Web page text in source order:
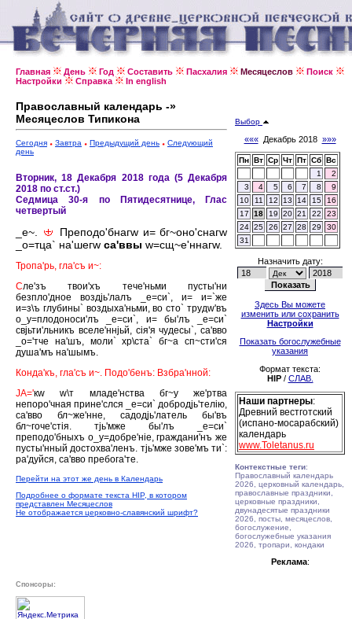
Главная День Год Составить Пасхалия Месяцеслов
Поиск
Настройки
Справка In english
Православный календарь -»
Месяцеслов Типикона
Сегодня Завтра Предыдущий день
Следующий
день
Вторник, 18 Декабря 2018 года (5 Декабря
2018 по ст.ст.)
Седмица 30-я по Пятидесятнице, Глас
четвертый
_е~.
Преподо'бнагw и= бг~оно'снагw
_о=тца` на'шегw са'ввы w=сщ~е'ннагw.
Тропа'рь, гла'съ и~:
Сле'зъ твои'хъ тече'ньми пусты'ни
безпло'дное воздjь'лалъ _е=си`, и= и=`же
и=з\ъ глубины` воздыха'ньми, во сто` трудw'въ
о_у=плодоноси'лъ _е=си`, и= бы'лъ _е=си`
свjьти'льникъ вселе'ннjьй, сiя'я чудесы`, са'вво
_о='тче на'шъ, моли` хр\ста` бг~а сп~сти'ся
душа'мъ на'шымъ.
Конда'къ, гла'съ и~. Подо'бенъ: Взбра'нной:
JА='кw w\т младе'нства бг~у же'ртва
непоро'чная прине'слся _е=си` добродjь'телiю,
са'вво бл~же'нне, садодjь'латель бы'въ
бл~гоче'стiя. тjь'мже бы'лъ _е=си`
преподо'бныхъ о_у=добре'нiе, граждани'нъ же
пусты'нный достохва'ленъ. тjь'мже зове'мъ ти`:
ра'дуйся, са'вво пребога'те.
Перейти на этот же день в Календарь
Подробнее о формате текста HIP, в котором
представлен Месяцеслов
Не отображается церковно-славянский шрифт?
Выбор
«««Декабрь 2018 »»»
Пн Вт Ср Чт Пт Сб Вс
1
2
3
4 5 6 7 8
9
10
11 12 13 14 15
16
17
18 19 20 21 22
23
24 25 26 27 28 29
30
31
Назначить дату:
Здесь Вы можете
изменить или сохранить
Настройки
Показать богослужебные
указания
Формат текста:
HIP/ СЛАВ.
Наши партнеры:
Древний вестготский
(испано-мосарабский)
календарь
www.Toletanus.ru
Контекстные теги:
Православный календарь
2026, церковный календарь,
православные праздники,
церковные праздники,
двунадесятые праздники
2026, посты, месяцеслов,
богослужение,
богослужебные указания
2026, тропари, кондаки
Реклама:
Спонсоры: